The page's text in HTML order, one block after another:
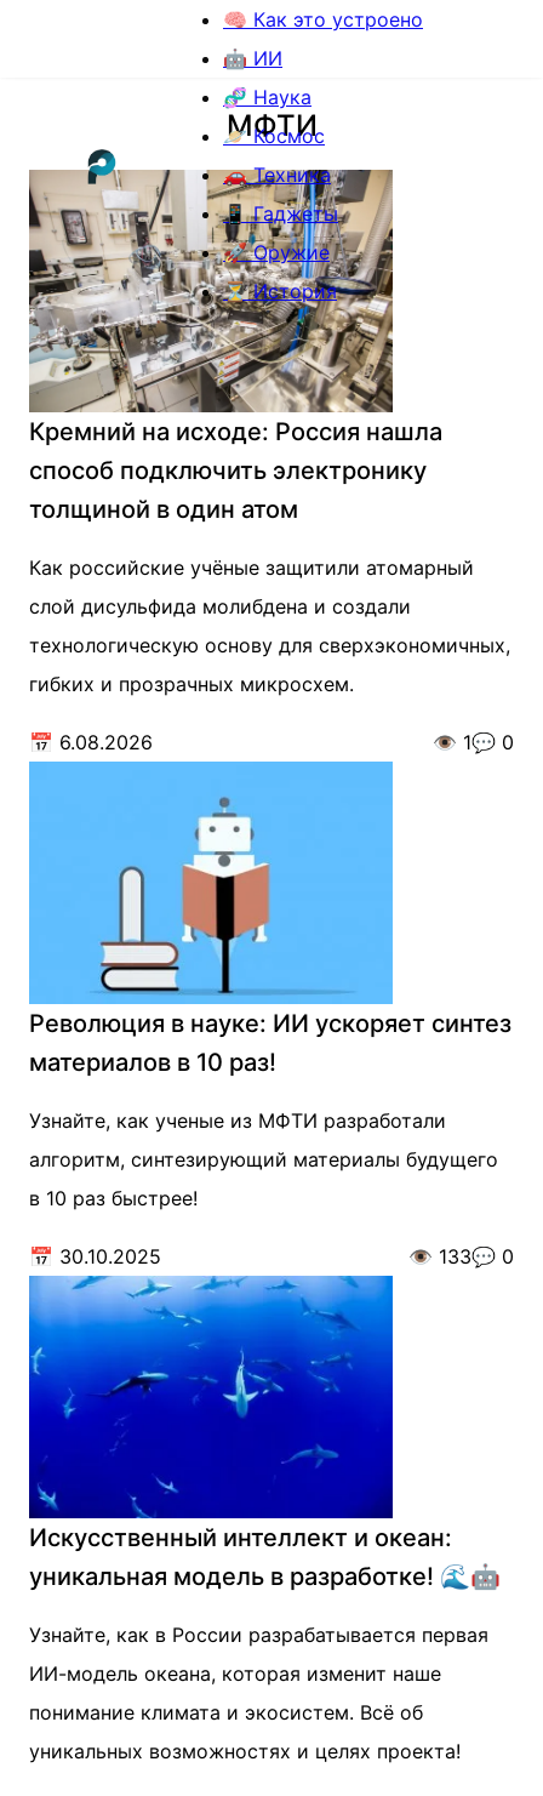
🧠 Как это устроено
🤖 ИИ
🧬 Наука
🪐 Космос
🚗 Техника
📱 Гаджеты
🚀 Оружие
⏳ История
МФТИ
Кремний на исходе: Россия нашла
способ подключить электронику
толщиной в один атом
Как российские учёные защитили атомарный
слой дисульфида молибдена и создали
технологическую основу для сверхэкономичных,
гибких и прозрачных микросхем.
📅 6.08.2026 👁️ 1💬 0
Революция в науке: ИИ ускоряет синтез
материалов в 10 раз!
Узнайте, как ученые из МФТИ разработали
алгоритм, синтезирующий материалы будущего
в 10 раз быстрее!
📅 30.10.2025 👁️ 133💬 0
Искусственный интеллект и океан:
уникальная модель в разработке! 🌊🤖
Узнайте, как в России разрабатывается первая
ИИ-модель океана, которая изменит наше
понимание климата и экосистем. Всё об
уникальных возможностях и целях проекта!